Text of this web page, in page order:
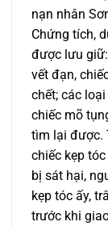
nạn nhân
Chứng tích,
được lưu
vết đạn,
chết; các
chiếc mõ
tìm lại được.
chiếc kẹp
bị sát hại,
kẹp tóc ấy,
trước khi